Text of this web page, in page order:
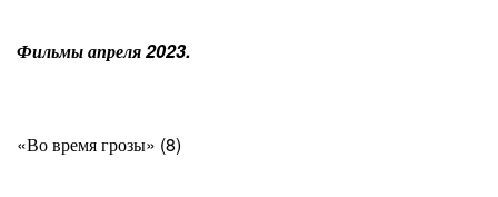
Фильмы апреля 2023.
«Во время грозы» (8)